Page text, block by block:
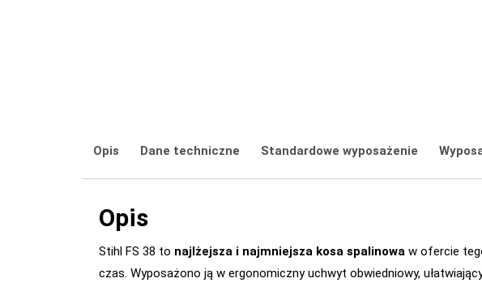
Opis Dane techniczne Standardowe wyposażenie
Opis
Stihl FS 38 to najlżejsza i najmniejsza kosa spalinowa w ofercie
czas. Wyposażono ją w ergonomiczny uchwyt obwiedniowy,